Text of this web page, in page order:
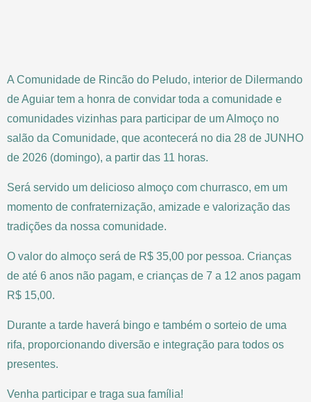
A Comunidade de Rincão do Peludo, interior de Dilermando
de Aguiar tem a honra de convidar toda a comunidade e
comunidades vizinhas para participar de um Almoço no
salão da Comunidade, que acontecerá no dia 28 de JUNHO
de 2026 (domingo), a partir das 11 horas.
Será servido um delicioso almoço com churrasco, em um
momento de confraternização, amizade e valorização das
tradições da nossa comunidade.
O valor do almoço será de R$ 35,00 por pessoa. Crianças
de até 6 anos não pagam, e crianças de 7 a 12 anos pagam
R$ 15,00.
Durante a tarde haverá bingo e também o sorteio de uma
rifa, proporcionando diversão e integração para todos os
presentes.
Venha participar e traga sua família!